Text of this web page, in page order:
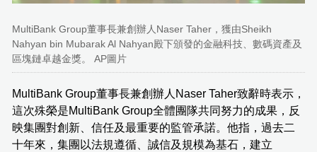
MultiBank Group董事長兼創辦人Naser Taher，獲由Sheikh
Nahyan bin Mubarak Al Nahyan殿下頒發的金融科技、數碼資產及
區塊鏈卓越金獎。 AP圖片
MultiBank Group董事長兼創辦人Naser Taher致辭時表示，
這次殊榮是MultiBank Group全體團隊共同努力的成果，反
映集團對創新、信任及最重要的監管承諾。他指，過去二
十年來，集團以法規遵循、誠信及規模為基石，建立